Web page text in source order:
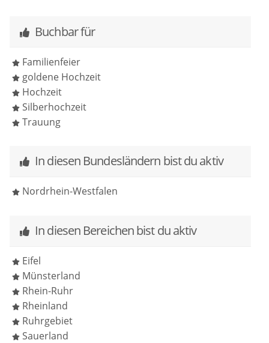
Wir sind unendlich dankbar, dass wir Bianca als
werden sie jedem weiterempfehlen! Von Herzen
danke!
Ideen für die individuelle Gestaltung der Trauung. Ich
Buchbar für
Familienfeier
goldene Hochzeit
Hochzeit
Silberhochzeit
Trauung
In diesen Bundesländern bist du aktiv
Nordrhein-Westfalen
In diesen Bereichen bist du aktiv
Eifel
Münsterland
Rhein-Ruhr
Rheinland
Ruhrgebiet
Sauerland